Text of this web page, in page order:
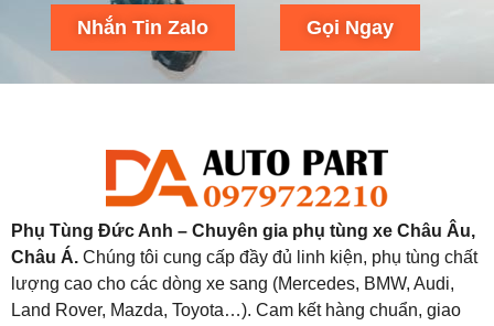
Nhắn Tin Zalo Gọi Ngay
Phụ Tùng Đức Anh – Chuyên gia phụ tùng xe Châu Âu,
Châu Á. Chúng tôi cung cấp đầy đủ linh kiện, phụ tùng chất
lượng cao cho các dòng xe sang (Mercedes, BMW, Audi,
Land Rover, Mazda, Toyota…). Cam kết hàng chuẩn, giao